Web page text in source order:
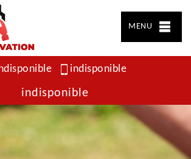
MENU
indisponible
indisponible